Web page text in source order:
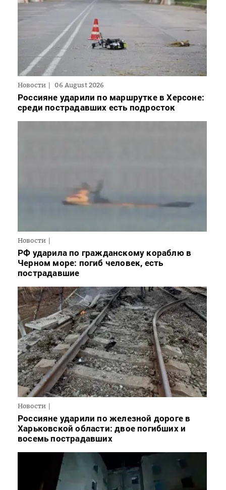
Новости 06 August 2026
Россияне ударили по маршрутке в Херсоне:
среди пострадавших есть подросток
Новости
РФ ударила по гражданскому кораблю в
Черном море: погиб человек, есть
пострадавшие
Новости
Россияне ударили по железной дороге в
Харьковской области: двое погибших и
восемь пострадавших